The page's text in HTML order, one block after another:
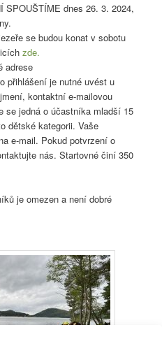
SPOUŠTÍME dnes 26. 3. 2024,
se budou konat v sobotu
zde.
adrese
přihlášení je nutné uvést u
kontaktní e-mailovou
se jedná o účastníka mladší 15
dětské kategorii. Vaše
e-mail. Pokud potvrzení o
nás. Startovné činí 350
je omezen a není dobré